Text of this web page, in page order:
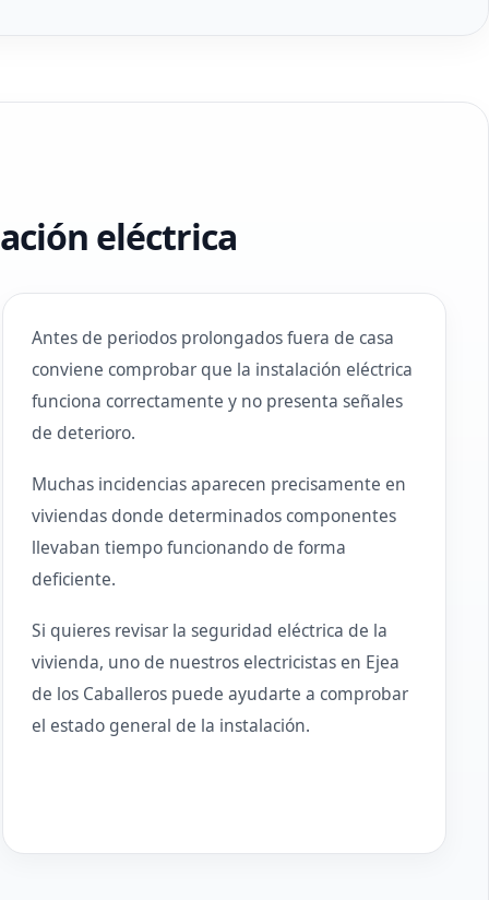
eléctrica
Antes de periodos prolongados fuera de casa
conviene comprobar que la instalación eléctrica
funciona correctamente y no presenta señales
de deterioro.
Muchas incidencias aparecen precisamente en
viviendas donde determinados componentes
llevaban tiempo funcionando de forma
deficiente.
Si quieres revisar la seguridad eléctrica de la
vivienda, uno de nuestros electricistas en Ejea
de los Caballeros puede ayudarte a comprobar
el estado general de la instalación.